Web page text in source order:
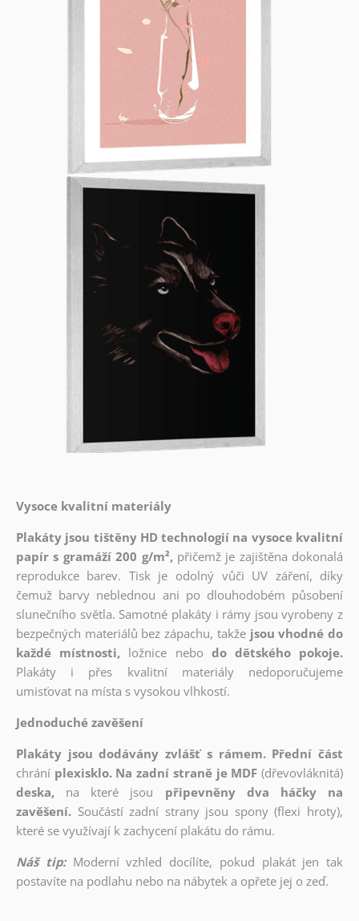
Vysoce kvalitní materiály
Plakáty jsou tištěny HD technologií na vysoce kvalitní
papír s gramáží 200 g/m², přičemž je zajištěna dokonalá
reprodukce barev. Tisk je odolný vůči UV záření, díky
čemuž barvy neblednou ani po dlouhodobém působení
slunečního světla. Samotné plakáty i rámy jsou vyrobeny z
bezpečných materiálů bez zápachu, takže jsou vhodné do
každé místnosti, ložnice nebo do dětského pokoje.
Plakáty i přes kvalitní materiály nedoporučujeme
umisťovat na místa s vysokou vlhkostí.
Jednoduché zavěšení
Plakáty jsou dodávány zvlášť s rámem. Přední část
chrání plexisklo. Na zadní straně je MDF (dřevovláknitá)
deska,
na které jsou
připevněny dva háčky na
zavěšení. Součástí zadní strany jsou spony (flexi hroty),
které se využívají k zachycení plakátu do rámu.
Náš tip: Moderní vzhled docílíte, pokud plakát jen tak
postavíte na podlahu nebo na nábytek a opřete jej o zeď.